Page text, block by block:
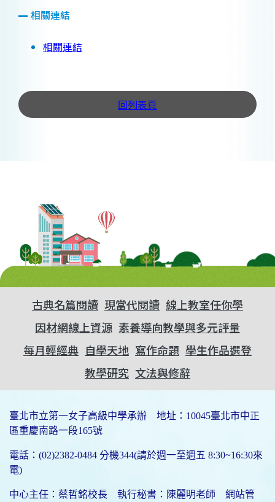
相關連結
相關連結
回列表頁
古典名篇閱讀 現當代閱讀 線上教室任你學
因材網線上資源 素養導向教學與多元評量
每月輕經典 自學天地 寫作命題 學生作品選登
教學研究 文法與修辭
臺北市立第一女子高級中學承辦 地址：10045臺北市中正
區重慶南路一段165號
電話：(02)2382-0484 分機344(請於週一至週五 8:30~16:30來
電)
中心主任：蔡哲銘校長 執行秘書：陳麗明老師 網站管